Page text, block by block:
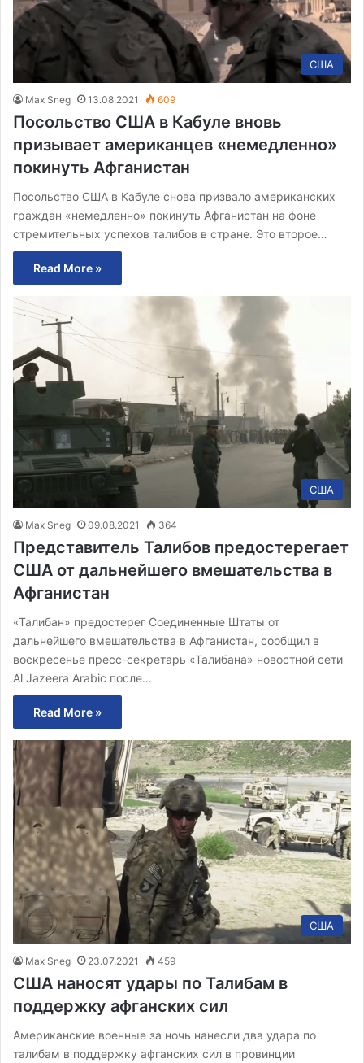
США
Max Sneg 13.08.2021 609
Посольство США в Кабуле вновь
призывает американцев «немедленно»
покинуть Афганистан
Посольство США в Кабуле снова призвало американских
граждан «немедленно» покинуть Афганистан на фоне
стремительных успехов талибов в стране. Это второе…
Read More »
США
Max Sneg 09.08.2021 364
Представитель Талибов предостерегает
США от дальнейшего вмешательства в
Афганистан
«Талибан» предостерег Соединенные Штаты от
дальнейшего вмешательства в Афганистан, сообщил в
воскресенье пресс-секретарь «Талибана» новостной сети
Al Jazeera Arabic после…
Read More »
США
Max Sneg 23.07.2021 459
США наносят удары по Талибам в
поддержку афганских сил
Американские военные за ночь нанесли два удара по
талибам в поддержку афганских сил в провинции